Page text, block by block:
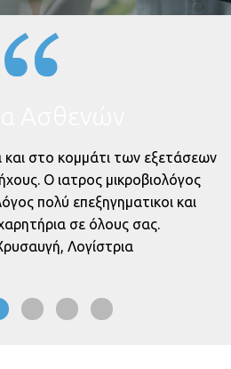
στο κομμάτι των εξετάσεων
Ο ιατρος μικροβιολόγος
πολύ επεξηγηματικοι και
σε όλους σας.
Λογίστρια